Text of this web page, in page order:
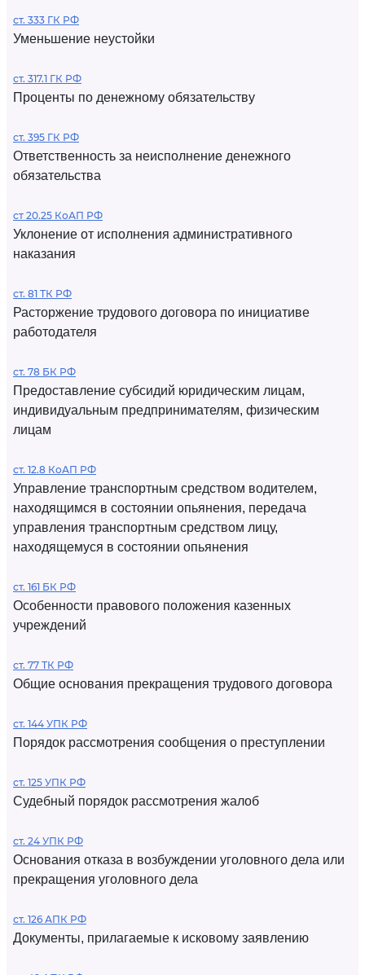
ст. 333 ГК РФ
Уменьшение неустойки
ст. 317.1 ГК РФ
Проценты по денежному обязательству
ст. 395 ГК РФ
Ответственность за неисполнение денежного
обязательства
ст 20.25 КоАП РФ
Уклонение от исполнения административного
наказания
ст. 81 ТК РФ
Расторжение трудового договора по инициативе
работодателя
ст. 78 БК РФ
Предоставление субсидий юридическим лицам,
индивидуальным предпринимателям, физическим
лицам
ст. 12.8 КоАП РФ
Управление транспортным средством водителем,
находящимся в состоянии опьянения, передача
управления транспортным средством лицу,
находящемуся в состоянии опьянения
ст. 161 БК РФ
Особенности правового положения казенных
учреждений
ст. 77 ТК РФ
Общие основания прекращения трудового договора
ст. 144 УПК РФ
Порядок рассмотрения сообщения о преступлении
ст. 125 УПК РФ
Судебный порядок рассмотрения жалоб
ст. 24 УПК РФ
Основания отказа в возбуждении уголовного дела или
прекращения уголовного дела
ст. 126 АПК РФ
Документы, прилагаемые к исковому заявлению